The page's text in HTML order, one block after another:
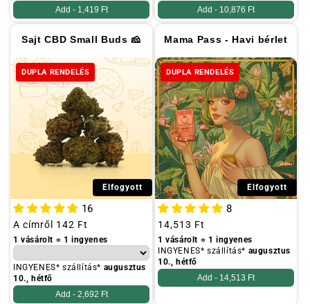
Add - 1,419 Ft
Add - 10,876 Ft
Sajt CBD Small Buds 🧀
DUPLA RENDELÉS
Elfogyott
16
Szokásos
ár
A címről 142 Ft
1 vásárolt = 1 ingyenes
INGYENES* szállítás* augusztus
10., hétfő
Add - 2,692 Ft
Mama Pass - Havi bérlet
DUPLA RENDELÉS
Elfogyott
8
Szokásos
ár
14,513 Ft
1 vásárolt = 1 ingyenes
INGYENES* szállítás* augusztus
10., hétfő
Add - 14,513 Ft